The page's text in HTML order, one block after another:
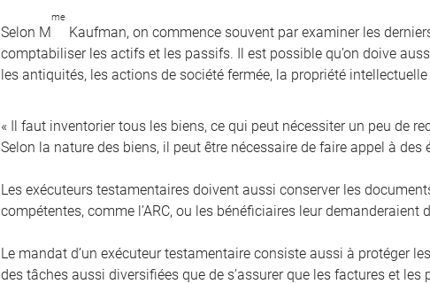
Selon M
me
Kaufman, on commence souvent par examiner les
comptabiliser les actifs et les passifs. Il est possible qu’on doive
les antiquités, les actions de société fermée, la propriété
« Il faut inventorier tous les biens, ce qui peut nécessiter un peu de
Selon la nature des biens, il peut être nécessaire de faire appel à
Les exécuteurs testamentaires doivent aussi conserver les
compétentes, comme l’ARC, ou les bénéficiaires leur
Le mandat d’un exécuteur testamentaire consiste aussi à protéger
des tâches aussi diversifiées que de s’assurer que les factures et